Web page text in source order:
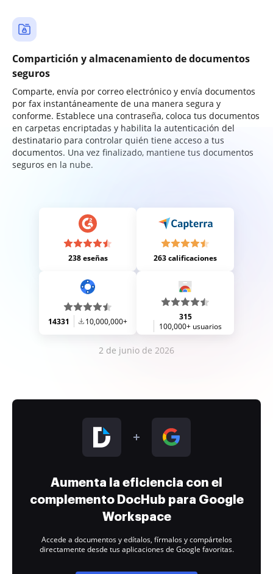
Compartición y almacenamiento de documentos
seguros
Comparte, envía por correo electrónico y envía documentos
por fax instantáneamente de una manera segura y
conforme. Establece una contraseña, coloca tus documentos
en carpetas encriptadas y habilita la autenticación del
destinatario para controlar quién tiene acceso a tus
documentos. Una vez finalizado, mantiene tus documentos
seguros en la nube.
238 eseñas 263 calificaciones
14331 10,000,000+
315
100,000+ usuarios
2 de junio de 2026
Aumenta la eficiencia con el
complemento DocHub para Google
Workspace
Accede a documentos y edítalos, fírmalos y compártelos
directamente desde tus aplicaciones de Google favoritas.